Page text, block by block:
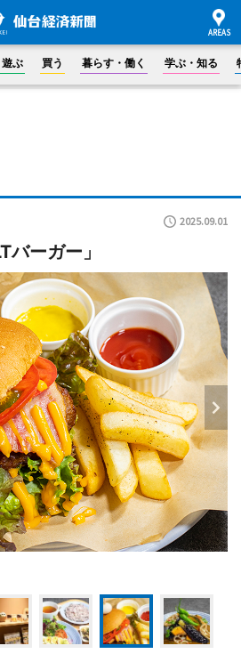
遊ぶ 買う 暮らす・働く 学ぶ・知る
2025.09.01
バーガー」